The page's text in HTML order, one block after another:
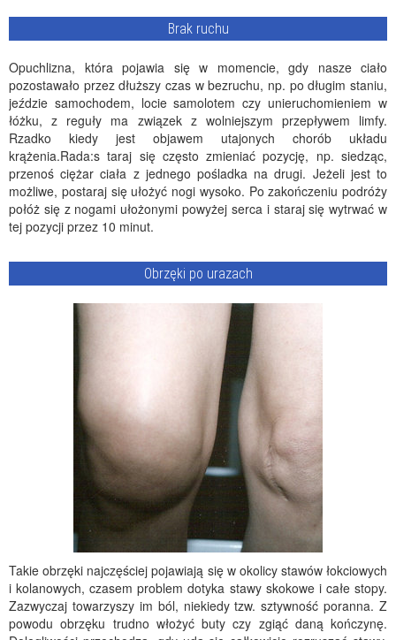
Brak ruchu
Opuchlizna, która pojawia się w momencie, gdy nasze ciało
pozostawało przez dłuższy czas w bezruchu, np. po długim staniu,
jeździe samochodem, locie samolotem czy unieruchomieniem w
łóżku, z reguły ma związek z wolniejszym przepływem limfy.
Rzadko kiedy jest objawem utajonych chorób układu
krążenia.Rada:s taraj się często zmieniać pozycję, np. siedząc,
przenoś ciężar ciała z jednego pośladka na drugi. Jeżeli jest to
możliwe, postaraj się ułożyć nogi wysoko. Po zakończeniu podróży
połóż się z nogami ułożonymi powyżej serca i staraj się wytrwać w
tej pozycji przez 10 minut.
Obrzęki po urazach
Takie obrzęki najczęściej pojawiają się w okolicy stawów łokciowych
i kolanowych, czasem problem dotyka stawy skokowe i całe stopy.
Zazwyczaj towarzyszy im ból, niekiedy tzw. sztywność poranna. Z
powodu obrzęku trudno włożyć buty czy zgiąć daną kończynę.